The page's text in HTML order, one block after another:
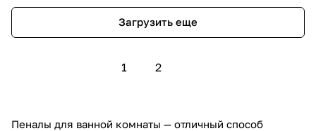
Загрузить еще
1 2
Пеналы для ванной комнаты — отличный способ